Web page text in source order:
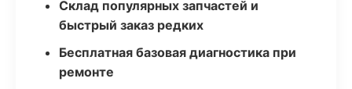
Склад популярных запчастей и
быстрый заказ редких
Бесплатная базовая диагностика при
ремонте